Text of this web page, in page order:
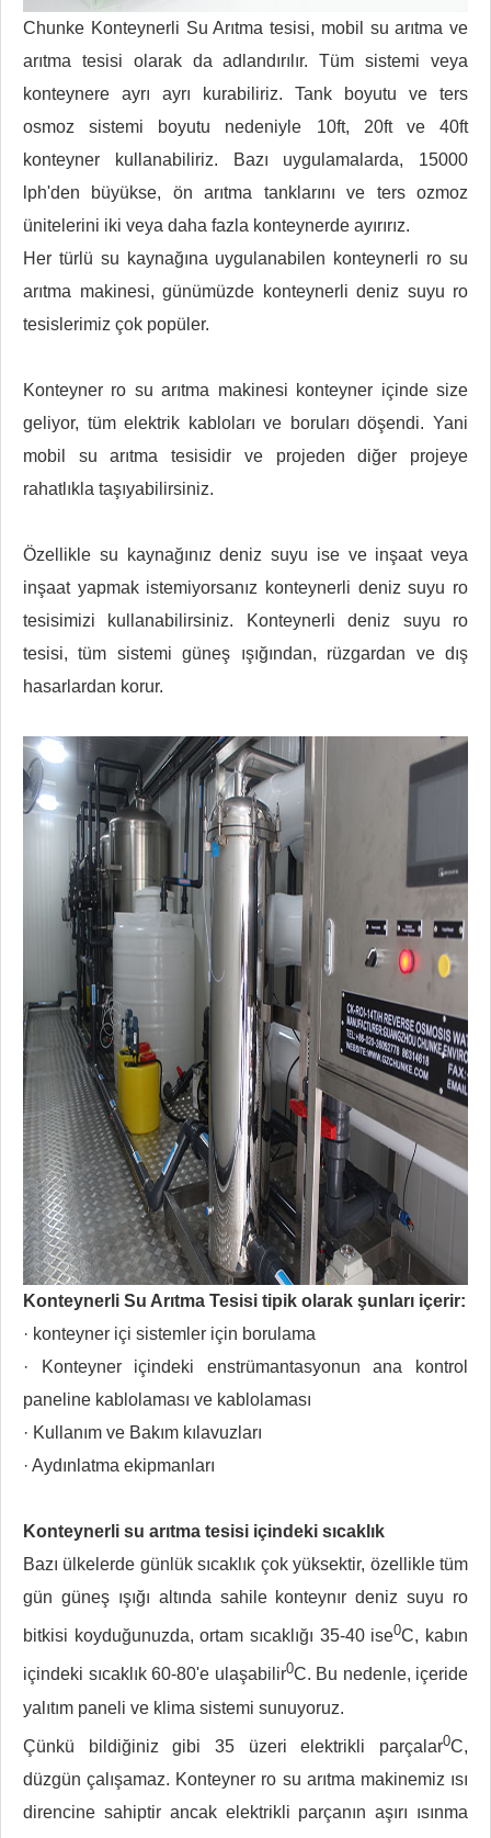
Chunke Konteynerli Su Arıtma tesisi, mobil su arıtma ve
arıtma tesisi olarak da adlandırılır. Tüm sistemi veya
konteynere ayrı ayrı kurabiliriz. Tank boyutu ve ters
osmoz sistemi boyutu nedeniyle 10ft, 20ft ve 40ft
konteyner kullanabiliriz. Bazı uygulamalarda, 15000
lph'den büyükse, ön arıtma tanklarını ve ters ozmoz
ünitelerini iki veya daha fazla konteynerde ayırırız.
Her türlü su kaynağına uygulanabilen konteynerli ro su
arıtma makinesi, günümüzde konteynerli deniz suyu ro
tesislerimiz çok popüler.
Konteyner ro su arıtma makinesi konteyner içinde size
geliyor, tüm elektrik kabloları ve boruları döşendi. Yani
mobil su arıtma tesisidir ve projeden diğer projeye
rahatlıkla taşıyabilirsiniz.
Özellikle su kaynağınız deniz suyu ise ve inşaat veya
inşaat yapmak istemiyorsanız konteynerli deniz suyu ro
tesisimizi kullanabilirsiniz. Konteynerli deniz suyu ro
tesisi, tüm sistemi güneş ışığından, rüzgardan ve dış
hasarlardan korur.
Konteynerli Su Arıtma Tesisi tipik olarak şunları içerir:
· konteyner içi sistemler için borulama
· Konteyner içindeki enstrümantasyonun ana kontrol
paneline kablolaması ve kablolaması
· Kullanım ve Bakım kılavuzları
· Aydınlatma ekipmanları
Konteynerli su arıtma tesisi içindeki sıcaklık
Bazı ülkelerde günlük sıcaklık çok yüksektir, özellikle tüm
gün güneş ışığı altında sahile konteynır deniz suyu ro
bitkisi koyduğunuzda, ortam sıcaklığı 35-40 ise0C, kabın
içindeki sıcaklık 60-80'e ulaşabilir0C. Bu nedenle, içeride
yalıtım paneli ve klima sistemi sunuyoruz.
Çünkü bildiğiniz gibi 35 üzeri elektrikli parçalar0C,
düzgün çalışamaz. Konteyner ro su arıtma makinemiz ısı
direncine sahiptir ancak elektrikli parçanın aşırı ısınma